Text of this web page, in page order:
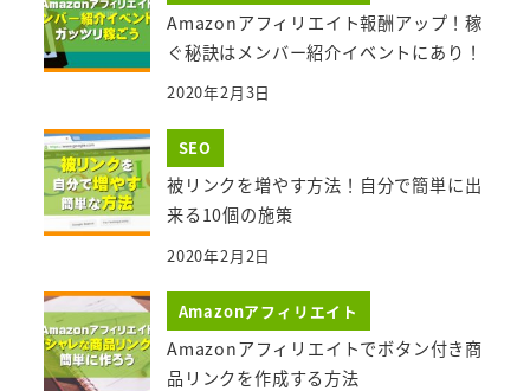
Amazonアフィリエイト報酬アップ！稼
ぐ秘訣はメンバー紹介イベントにあり！
2020年2月3日
SEO
被リンクを増やす方法！自分で簡単に出
来る10個の施策
2020年2月2日
Amazonアフィリエイト
Amazonアフィリエイトでボタン付き商
品リンクを作成する方法